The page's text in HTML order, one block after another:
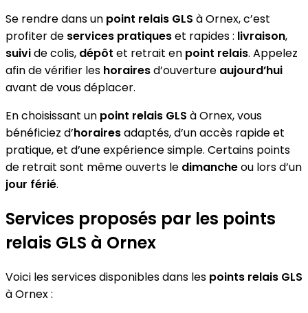
Se rendre dans un point relais GLS à Ornex, c’est
profiter de services pratiqueset rapides : livraison,
suivide colis, dépôt et retrait en point relais. Appelez
afin de vérifier les horairesd’ouverture aujourd’hui
avant de vous déplacer.
En choisissant un point relais GLS à Ornex, vous
bénéficiez d’horairesadaptés, d’un accès rapide et
pratique, et d’une expérience simple. Certains points
de retrait sont même ouverts le dimancheou lors d’un
jour férié.
Services proposés par les points
relais GLS à Ornex
Voici les services disponibles dans les points relais GLS
à Ornex :